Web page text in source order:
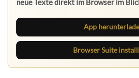
App
Browser Suite